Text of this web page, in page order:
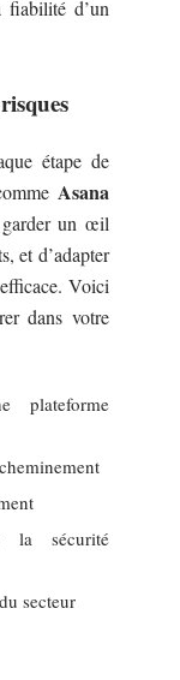
fiabilité d’un
étape de
Asana
un œil
et d’adapter
Voici
dans votre
plateforme
la sécurité
secteur